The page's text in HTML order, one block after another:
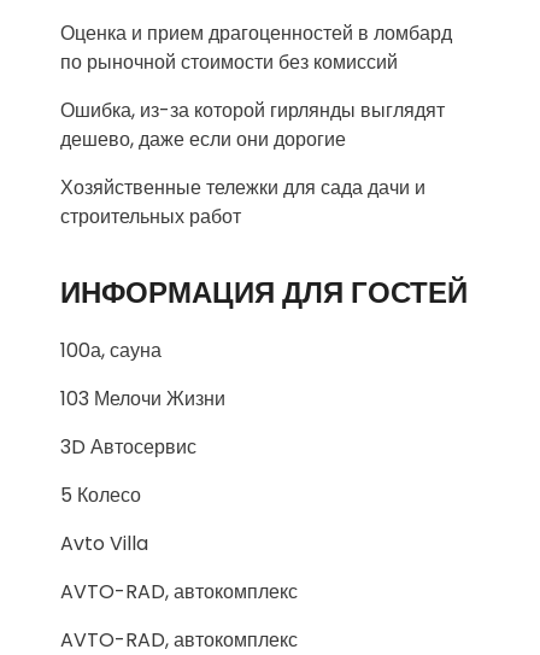
Оценка и прием драгоценностей в ломбард
по рыночной стоимости без комиссий
Ошибка, из-за которой гирлянды выглядят
дешево, даже если они дорогие
Хозяйственные тележки для сада дачи и
строительных работ
ИНФОРМАЦИЯ ДЛЯ ГОСТЕЙ
100а, сауна
103 Мелочи Жизни
3D Автосервис
5 Колесо
Avto Villa
AVTO-RAD, автокомплекс
AVTO-RAD, автокомплекс